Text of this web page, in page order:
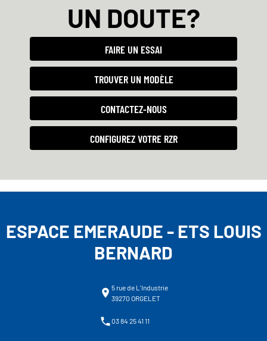
UN DOUTE?
FAIRE UN ESSAI
TROUVER UN MODÈLE
CONTACTEZ-NOUS
CONFIGUREZ VOTRE RZR
ESPACE EMERAUDE - ETS LOUIS
BERNARD
5 rue de L'Industrie
39270 ORGELET
03 84 25 41 11